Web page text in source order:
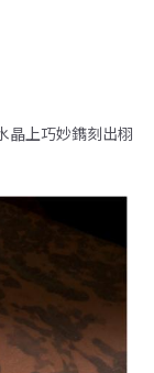
晶上巧妙鐫刻出栩